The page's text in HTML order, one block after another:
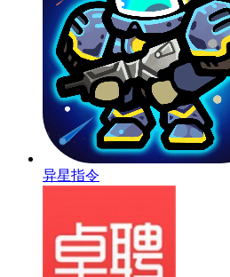
异星指令